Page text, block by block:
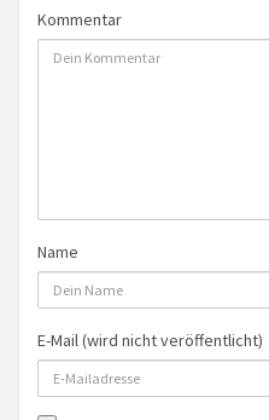
Kommentar
Name
E-Mail (wird nicht veröffentlicht)